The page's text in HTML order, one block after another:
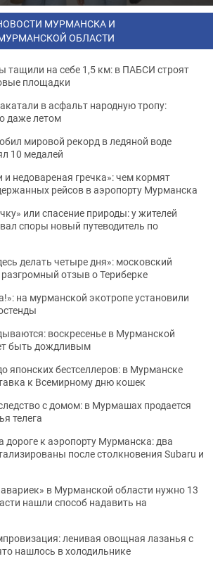
МУРМАНСКА И
ОБЛАСТИ
тащили на себе 1,5 км: в ПАБСИ строят
площадки
в асфальт народную тропу:
даже летом
мировой рекорд в ледяной воде
10 медалей
недовареная гречка»: чем кормят
рейсов в аэропорту Мурманска
или спасение природы: у жителей
споры новый путеводитель по
делать четыре дня»: московский
отзыв о Териберке
на мурманской экотропе установили
воскресенье в Мурманской
быть дождливым
японских бестселлеров: в Мурманске
к Всемирному дню кошек
с домом: в Мурмашах продается
телега
дороге к аэропорту Мурманска: два
после столкновения Subaru и
в Мурманской области нужно 13
нашли способ надавить на
ленивая овощная лазанья с
нашлось в холодильнике